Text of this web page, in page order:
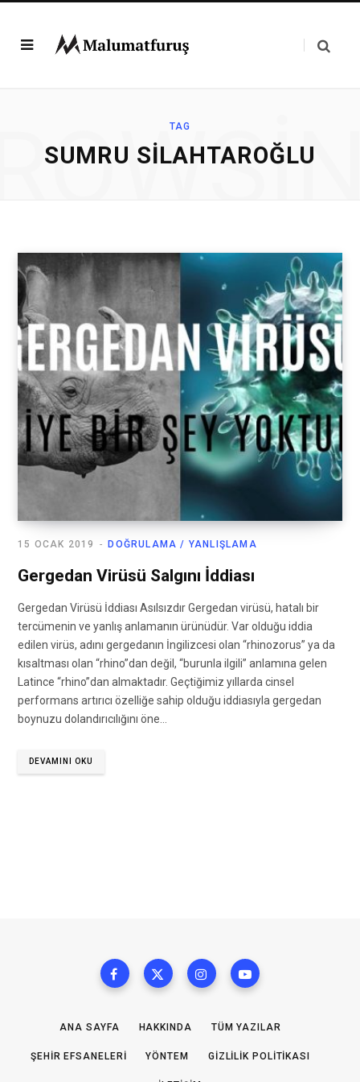
TAG
SUMRU SILAHTAROĞLU
DOĞRULAMA / YANLIŞLAMA
15 OCAK 2019
Gergedan Virüsü Salgını İddiası
Gergedan Virüsü İddiası Asılsızdır Gergedan virüsü, hatalı bir
tercümenin ve yanlış anlamanın ürünüdür. Var olduğu iddia
edilen virüs, adını gergedanın İngilizcesi olan “rhinozorus” ya da
kısaltması olan “rhino”dan değil, “burunla ilgili” anlamına gelen
Latince “rhino”dan almaktadır. Geçtiğimiz yıllarda cinsel
performans artırıcı özelliğe sahip olduğu iddiasıyla gergedan
boynuzu dolandırıcılığını öne…
DEVAMINI OKU
ANA SAYFA HAKKINDA TÜM YAZILAR
ŞEHIR EFSANELERI YÖNTEM GIZLILIK POLITIKASI